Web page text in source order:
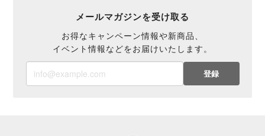
メールマガジンを受け取る
お得なキャンペーン情報や新商品、
イベント情報などをお届けいたします。
登録